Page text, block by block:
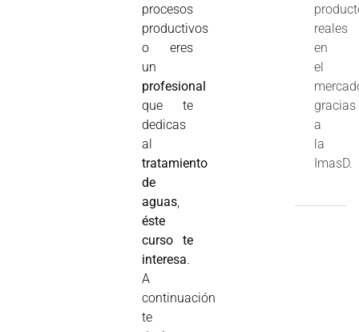
procesos
productivos
o eres
un
profesional
que te
dedicas
al
tratamiento
de
aguas
éste
curso te
interesa.
A
continuación
te
reales
en
el
gracias
a
la
ImasD.